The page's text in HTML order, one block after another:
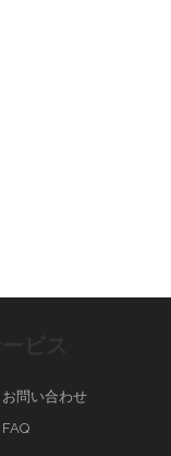
お問い合わせ
FAQ